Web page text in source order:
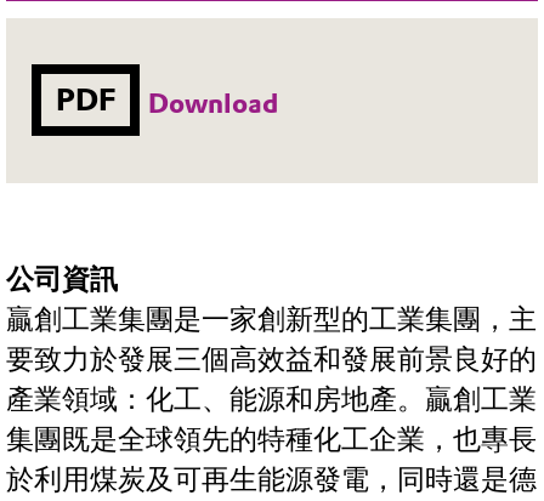
PDF Download
公司資訊
贏創工業集團是一家創新型的工業集團，主
要致力於發展三個高效益和發展前景良好的
產業領域：化工、能源和房地產。贏創工業
集團既是全球領先的特種化工企業，也專長
於利用煤炭及可再生能源發電，同時還是德